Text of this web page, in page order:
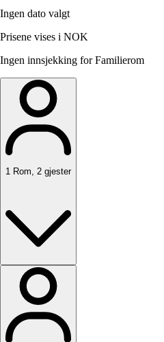
Ingen dato valgt
Prisene vises i NOK
Ingen innsjekking for Familierom
1 Rom, 2 gjester